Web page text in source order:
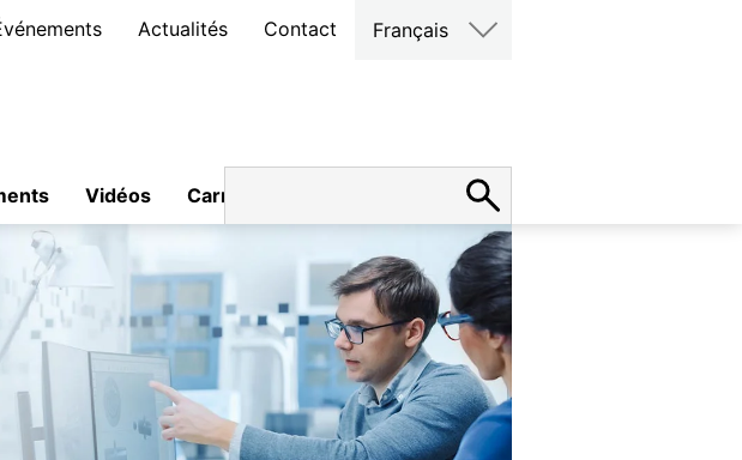
Actualités Contact Français
Vidéos Carrières